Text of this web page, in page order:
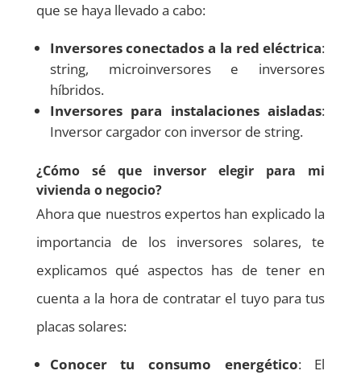
que se haya llevado a cabo:
Inversores conectados a la red eléctrica:
string, microinversores e inversores
híbridos.
Inversores para instalaciones aisladas:
Inversor cargador con inversor de string.
¿Cómo sé que inversor elegir para mi
vivienda o negocio?
Ahora que nuestros expertos han explicado la
importancia de los inversores solares, te
explicamos qué aspectos has de tener en
cuenta a la hora de contratar el tuyo para tus
placas solares:
Conocer tu consumo energético: El